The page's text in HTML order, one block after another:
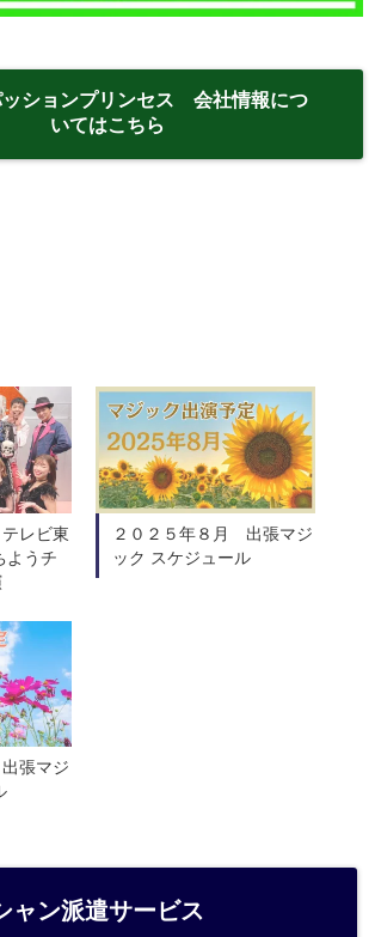
ッションプリンセス 会社情報につ
いてはこちら
レビ東
ようチ
２０２５年８月 出張マジ
ック スケジュール
張マジ
ャン派遣サービス